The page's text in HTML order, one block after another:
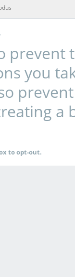
.
you
a
to opt-out.